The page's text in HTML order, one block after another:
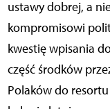
ustawy dobrej, a
kompromisowi
kwestię wpisania
część środków
Polaków do